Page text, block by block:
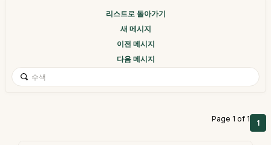
리스트로 돌아가기
새 메시지
이전 메시지
다음 메시지
Page 1 of 1 1